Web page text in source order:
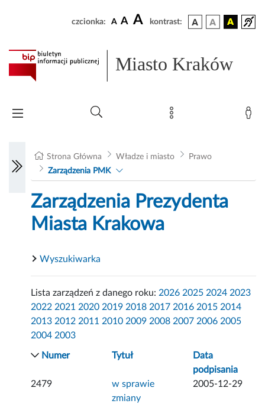
czcionka: A A A kontrast:
Miasto Kraków
Strona Główna Władze i miasto
Prawo
Zarządzenia PMK
Zarządzenia Prezydenta
Miasta Krakowa
Wyszukiwarka
Lista zarządzeń z danego roku: 2026 2025 2024 2023
2022 2021 2020 2019 2018 2017 2016 2015 2014
2013 2012 2011 2010 2009 2008 2007 2006 2005
2004 2003
Numer Tytuł
Data
podpisania
2479
w sprawie
zmiany
2005-12-29